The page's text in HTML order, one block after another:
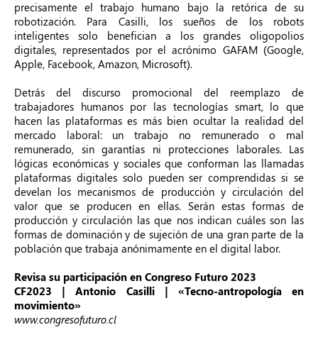
precisamente el trabajo humano bajo la retórica de su
robotización. Para Casilli, los sueños de los robots
inteligentes solo benefician a los grandes oligopolios
digitales, representados por el acrónimo GAFAM (Google,
Apple, Facebook, Amazon, Microsoft).
Detrás del discurso promocional del reemplazo de
trabajadores humanos por las tecnologías smart, lo que
hacen las plataformas es más bien ocultar la realidad del
mercado laboral: un trabajo no remunerado o mal
remunerado, sin garantías ni protecciones laborales. Las
lógicas económicas y sociales que conforman las llamadas
plataformas digitales solo pueden ser comprendidas si se
develan los mecanismos de producción y circulación del
valor que se producen en ellas. Serán estas formas de
producción y circulación las que nos indican cuáles son las
formas de dominación y de sujeción de una gran parte de la
población que trabaja anónimamente en el digital labor.
Revisa su participación en Congreso Futuro 2023
CF2023 | Antonio Casilli | «Tecno-antropología en
movimiento»
www.congresofuturo.cl